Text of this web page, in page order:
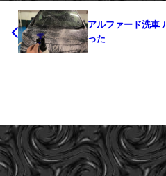
アルファード洗車
った